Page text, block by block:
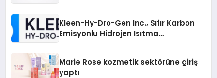
Kleen-Hy-Dro-Gen Inc., Sıfır Karbon
Emisyonlu Hidrojen Isıtma
Marie Rose kozmetik sektörüne giriş
yaptı